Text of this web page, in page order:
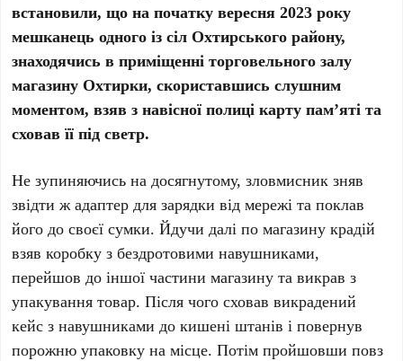
встановили, що на початку вересня 2023 року
мешканець одного із сіл Охтирського району,
знаходячись в приміщенні торговельного залу
магазину Охтирки, скориставшись слушним
моментом, взяв з навісної полиці карту пам’яті та
сховав її під светр.
Не зупиняючись на досягнутому, зловмисник зняв
звідти ж адаптер для зарядки від мережі та поклав
його до своєї сумки. Йдучи далі по магазину крадій
взяв коробку з бездротовими навушниками,
перейшов до іншої частини магазину та викрав з
упакування товар. Після чого сховав викрадений
кейс з навушниками до кишені штанів і повернув
порожню упаковку на місце. Потім пройшовши повз